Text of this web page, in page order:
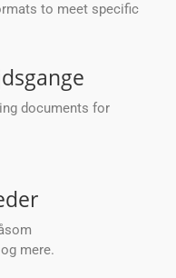
to meet specific
documents for
mere.